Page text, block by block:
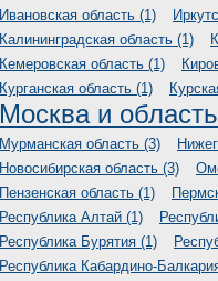
Ивановская область (1)
Калининградская область (1)
Кемеровская область (1)
Курганская область (1)
Москва и
Мурманская область (3)
Новосибирская область (3)
Пензенская область (1)
Республика Алтай (1)
Республика Бурятия (1)
Республика Кабардино-